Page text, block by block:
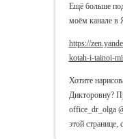
Ещё больше
моём канале в
https://
kotah-i-tainoi-
Хотите
Дикторовну?
office_dr_olga
этой странице,